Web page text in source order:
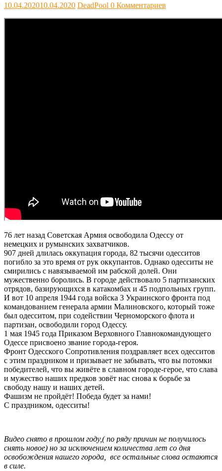
10.04.202010.04.2020 DeadPool 0 Комментариев
76 лет назад Советская Армия освободила Одессу от
немецких и румынских захватчиков.
907 дней длилась оккупация города, 82 тысячи одесситов
погибло за это время от рук оккупантов. Однако одесситы не
смирились с навязываемой им рабской долей. Они
мужественно боролись. В городе действовало 5 партизанских
отрядов, базирующихся в катакомбах и 45 подпольных групп.
И вот 10 апреля 1944 года войска 3 Украинского фронта под
командованием генерала армии Малиновского, который тоже
был одесситом, при содействии Черноморского флота и
партизан, освободили город Одессу.
1 мая 1945 года Приказом Верховного Главнокомандующего
Одессе присвоено звание города-героя.
Фронт Одесского Сопротивления поздравляет всех одесситов
с этим праздником и призывает не забывать, что вы потомки
победителей, что вы живёте в славном городе-герое, что слава
и мужество наших предков зовёт нас снова к борьбе за
свободу нашу и наших детей.
Фашизм не пройдёт! Победа будет за нами!
С праздником, одесситы!
Видео снято в прошлом году,( по ряду причин не получилось
снять новое) но за исключением количества лет со дня
освобождения нашего города, все остальные слова остаются
в силе.